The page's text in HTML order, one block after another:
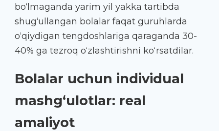
bo‘lmaganda yarim yil yakka tartibda
shug‘ullangan bolalar faqat guruhlarda
o‘qiydigan tengdoshlariga qaraganda 30-
40% ga tezroq o‘zlashtirishni ko‘rsatdilar.
Bolalar uchun individual
mashg‘ulotlar: real
amaliyot